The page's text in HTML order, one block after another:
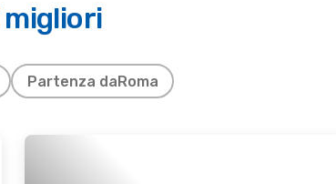
Partenza daRoma